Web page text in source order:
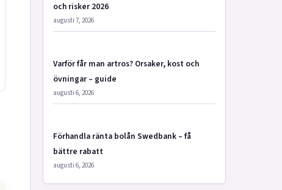
och risker 2026
augusti 7, 2026
Varför får man artros? Orsaker, kost och
övningar – guide
augusti 6, 2026
Förhandla ränta bolån Swedbank – få
bättre rabatt
augusti 6, 2026